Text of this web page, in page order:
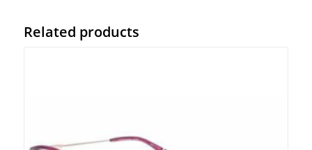
Related products